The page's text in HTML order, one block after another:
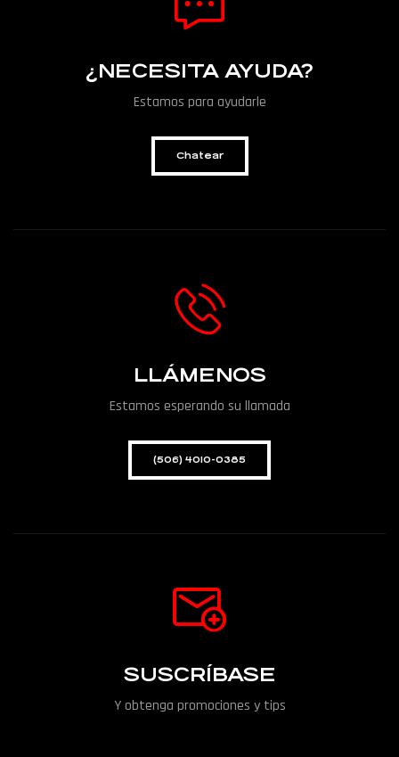
¿NECESITA AYUDA?
Estamos para ayudarle
Chatear
LLÁMENOS
Estamos esperando su llamada
(506) 4010-0385
SUSCRÍBASE
Y obtenga promociones y tips